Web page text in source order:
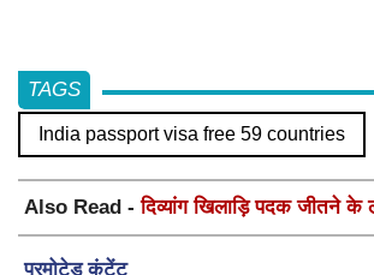
TAGS
India passport visa free 59 countries
Also Read -दिव्यांग खिलाड़ि पदक जीतने के